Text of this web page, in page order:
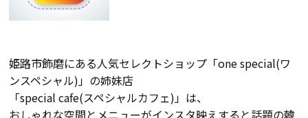
プライバシー
ポリシー
サイトマップ
MENU
姫路市飾磨にある人気セレクトショップ「one special(ワ
ンスペシャル)」の姉妹店
「special cafe(スペシャルカフェ)」は、
おしゃれな空間とメニューがインスタ映えすると話題の韓